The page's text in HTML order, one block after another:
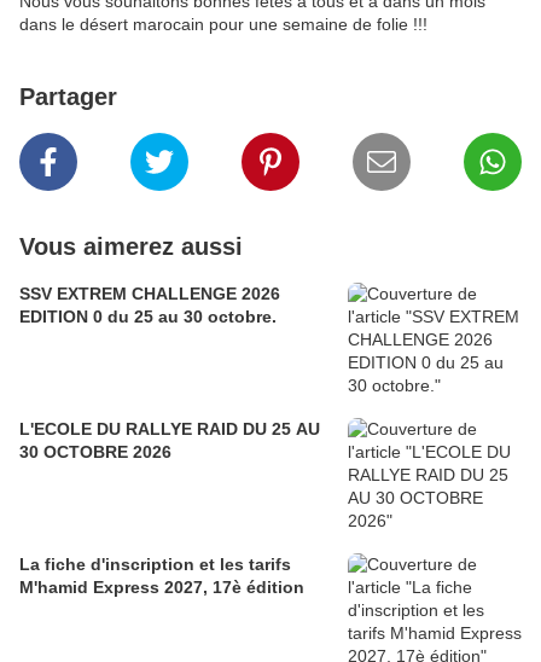
dans le désert marocain pour une semaine de folie !!!
Partager
Vous aimerez aussi
SSV EXTREM CHALLENGE 2026
EDITION 0 du 25 au 30 octobre.
L'ECOLE DU RALLYE RAID DU 25 AU
30 OCTOBRE 2026
La fiche d'inscription et les tarifs
M'hamid Express 2027, 17è édition